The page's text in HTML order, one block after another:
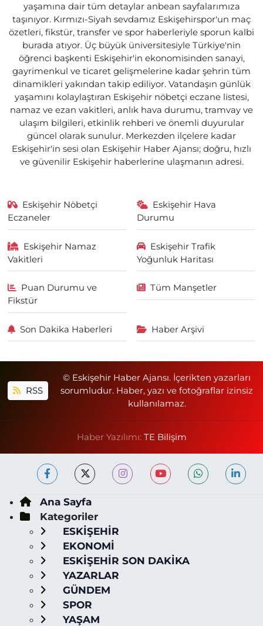
yaşamına dair tüm detaylar anbean sayfalarımıza
taşınıyor. Kırmızı-Siyah sevdamız Eskişehirspor'un maç
özetleri, fikstür, transfer ve spor haberleriyle sporun kalbi
burada atıyor. Üç büyük üniversitesiyle Türkiye'nin
öğrenci başkenti Eskişehir'in ekonomisinden sanayi,
gayrimenkul ve ticaret gelişmelerine kadar şehrin tüm
dinamikleri yakından takip ediliyor. Vatandaşın günlük
yaşamını kolaylaştıran Eskişehir nöbetçi eczane listesi,
namaz ve ezan vakitleri, anlık hava durumu, tramvay ve
ulaşım bilgileri, etkinlik rehberi ve önemli duyurular
güncel olarak sunulur. Merkezden ilçelere kadar
Eskişehir'in sesi olan Eskişehir Haber Ajansı; doğru, hızlı
ve güvenilir Eskişehir haberlerine ulaşmanın adresi.
Eskişehir Nöbetçi
Eczaneler
Eskişehir Hava
Durumu
Eskişehir Namaz
Vakitleri
Eskişehir Trafik
Yoğunluk Haritası
Puan Durumu ve
Fikstür
Tüm Manşetler
Son Dakika Haberleri Haber Arşivi
RSS
© Eskişehir Haber Ajansı. İçerikten yazarları
sorumludur. Haber, yazı ve fotoğraflar izinsiz
kullanılamaz.
Haber Yazılımı: TE Bilişim
Ana Sayfa
Kategoriler
ESKİŞEHİR
EKONOMİ
ESKİŞEHİR SON DAKİKA
YAZARLAR
GÜNDEM
SPOR
YAŞAM